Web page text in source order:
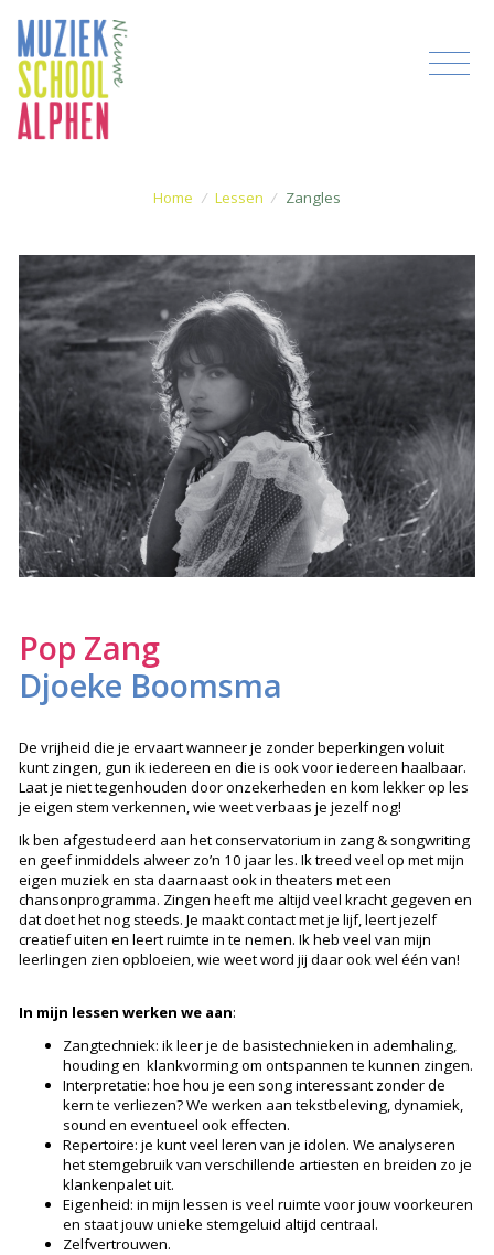
Home / Lessen / Zangles
Pop Zang
Djoeke Boomsma
De vrijheid die je ervaart wanneer je zonder beperkingen voluit
kunt zingen, gun ik iedereen en die is ook voor iedereen haalbaar.
Laat je niet tegenhouden door onzekerheden en kom lekker op les
je eigen stem verkennen, wie weet verbaas je jezelf nog!
Ik ben afgestudeerd aan het conservatorium in zang & songwriting
en geef inmiddels alweer zo’n 10 jaar les. Ik treed veel op met mijn
eigen muziek en sta daarnaast ook in theaters met een
chansonprogramma. Zingen heeft me altijd veel kracht gegeven en
dat doet het nog steeds. Je maakt contact met je lijf, leert jezelf
creatief uiten en leert ruimte in te nemen. Ik heb veel van mijn
leerlingen zien opbloeien, wie weet word jij daar ook wel één van!
In mijn lessen werken we aan:
Zangtechniek: ik leer je de basistechnieken in ademhaling,
houding en klankvorming om ontspannen te kunnen zingen.
Interpretatie: hoe hou je een song interessant zonder de
kern te verliezen? We werken aan tekstbeleving, dynamiek,
sound en eventueel ook effecten.
Repertoire: je kunt veel leren van je idolen. We analyseren
het stemgebruik van verschillende artiesten en breiden zo je
klankenpalet uit.
Eigenheid: in mijn lessen is veel ruimte voor jouw voorkeuren
en staat jouw unieke stemgeluid altijd centraal.
Zelfvertrouwen.